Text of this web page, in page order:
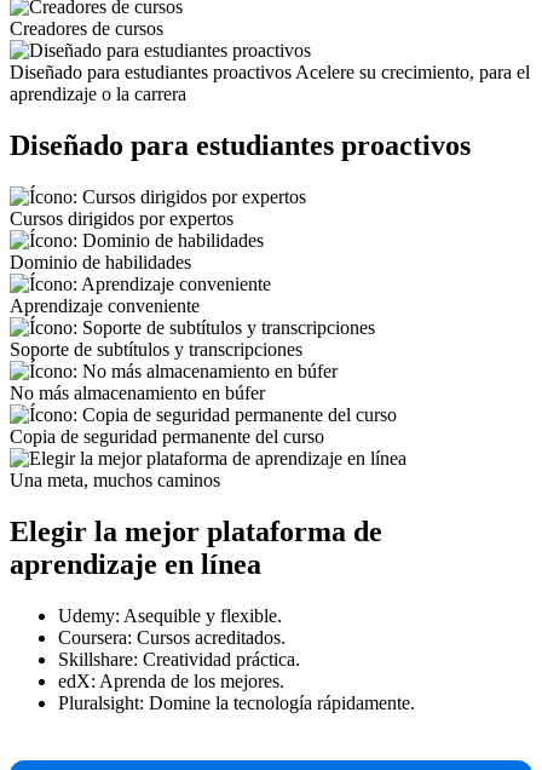
Creadores de cursos
Diseñado para estudiantes proactivos Acelere su crecimiento, para el
aprendizaje o la carrera
Diseñado para estudiantes proactivos
Cursos dirigidos por expertos
Dominio de habilidades
Aprendizaje conveniente
Soporte de subtítulos y transcripciones
No más almacenamiento en búfer
Copia de seguridad permanente del curso
Una meta, muchos caminos
Elegir la mejor plataforma de
aprendizaje en línea
Udemy: Asequible y flexible.
Coursera: Cursos acreditados.
Skillshare: Creatividad práctica.
edX: Aprenda de los mejores.
Pluralsight: Domine la tecnología rápidamente.